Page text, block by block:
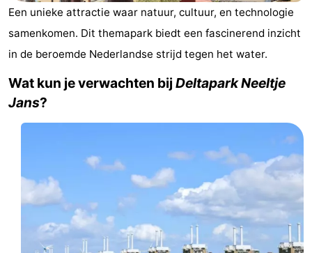
Wijngaerde
Hotels
-
Buitenhof
-
Zandput
Hof
Domburg
Joossesweg
Een unieke attractie waar natuur, cultuur, en technologie
samenkomen. Dit themapark biedt een fascinerend inzicht
in de beroemde Nederlandse strijd tegen het water.
Wat kun je verwachten bij Deltapark Neeltje
Jans?